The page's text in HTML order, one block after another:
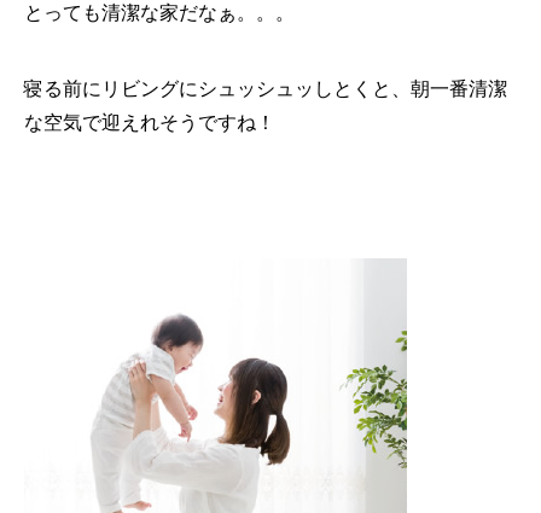
とっても清潔な家だなぁ。。。
寝る前にリビングにシュッシュッしとくと、朝一番清潔
な空気で迎えれそうですね！